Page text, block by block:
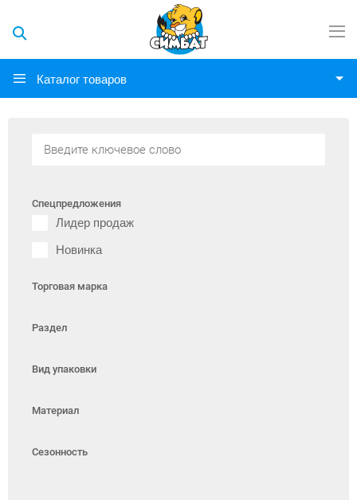
Каталог товаров
Спецпредложения
Лидер продаж
Новинка
Торговая марка
Раздел
Вид упаковки
Материал
Сезонность